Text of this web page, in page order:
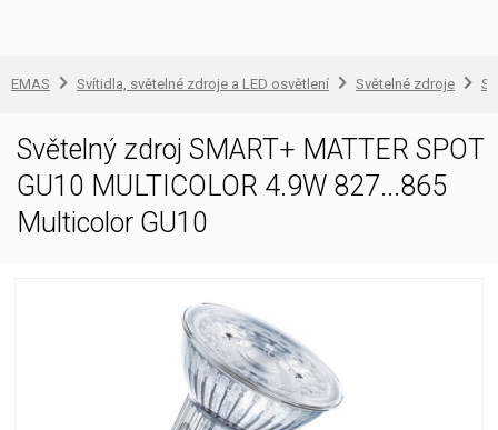
EMAS Svítidla, světelné zdroje a LED osvětlení Světelné zdroje
Světelný zdroj SMART+ MATTER SPOT
GU10 MULTICOLOR 4.9W 827...865
Multicolor GU10